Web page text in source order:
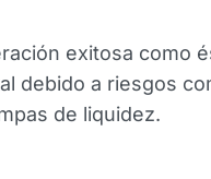
exitosa como
debido a riesgos
de liquidez.